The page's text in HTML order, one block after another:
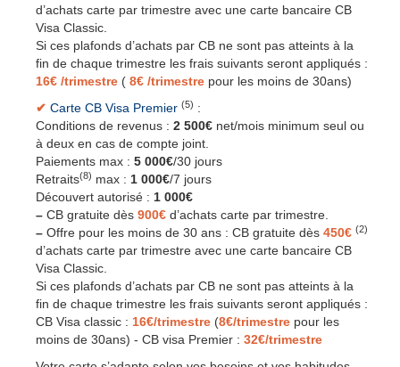
d’achats carte par trimestre avec une carte bancaire CB
Visa Classic.
Si ces plafonds d’achats par CB ne sont pas atteints à la
fin de chaque trimestre les frais suivants seront appliqués :
16€ /trimestre ( 8€ /trimestre pour les moins de 30ans)
✔ Carte CB Visa Premier (5) :
Conditions de revenus : 2 500€ net/mois minimum seul ou
à deux en cas de compte joint.
Paiements max : 5 000€/30 jours
Retraits(8) max : 1 000€/7 jours
Découvert autorisé : 1 000€
– CB gratuite dès 900€ d’achats carte par trimestre.
– Offre pour les moins de 30 ans : CB gratuite dès 450€ (2)
d’achats carte par trimestre avec une carte bancaire CB
Visa Classic.
Si ces plafonds d’achats par CB ne sont pas atteints à la
fin de chaque trimestre les frais suivants seront appliqués :
CB Visa classic : 16€/trimestre (8€/trimestre pour les
moins de 30ans) - CB visa Premier : 32€/trimestre